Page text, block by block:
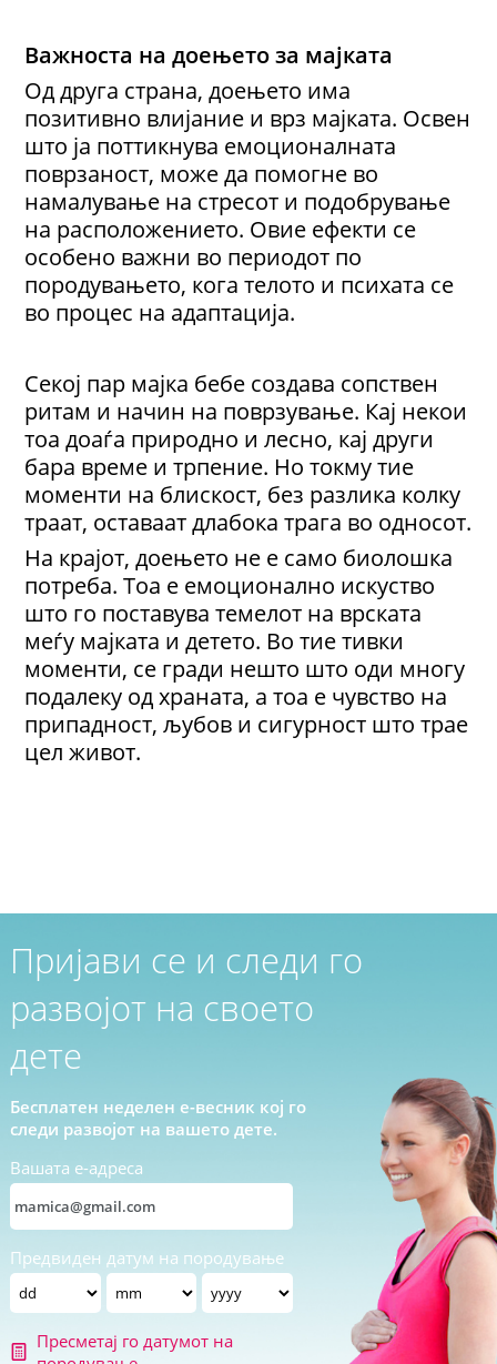
Важноста на доењето за мајката
Од друга страна, доењето има
позитивно влијание и врз мајката. Освен
што ја поттикнува емоционалната
поврзаност, може да помогне во
намалување на стресот и подобрување
на расположението. Овие ефекти се
особено важни во периодот по
породувањето, кога телото и психата се
во процес на адаптација.
Секој пар мајка бебе создава сопствен
ритам и начин на поврзување. Кај некои
тоа доаѓа природно и лесно, кај други
бара време и трпение. Но токму тие
моменти на блискост, без разлика колку
траат, оставаат длабока трага во односот.
На крајот, доењето не е само биолошка
потреба. Тоа е емоционално искуство
што го поставува темелот на врската
меѓу мајката и детето. Во тие тивки
моменти, се гради нешто што оди многу
подалеку од храната, а тоа е чувство на
припадност, љубов и сигурност што трае
цел живот.
Пријави се и следи го
развојот на своето
дете
Бесплатен неделен е-весник кој го
следи развојот на вашето дете.
Вашата е-адреса
Предвиден датум на породување
Пресметај го датумот на